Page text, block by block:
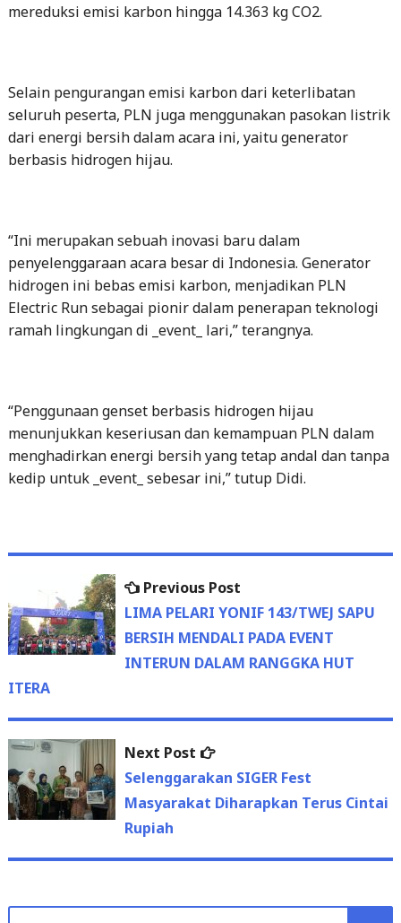
mereduksi emisi karbon hingga 14.363 kg CO2.
Selain pengurangan emisi karbon dari keterlibatan
seluruh peserta, PLN juga menggunakan pasokan listrik
dari energi bersih dalam acara ini, yaitu generator
berbasis hidrogen hijau.
“Ini merupakan sebuah inovasi baru dalam
penyelenggaraan acara besar di Indonesia. Generator
hidrogen ini bebas emisi karbon, menjadikan PLN
Electric Run sebagai pionir dalam penerapan teknologi
ramah lingkungan di _event_ lari,” terangnya.
“Penggunaan genset berbasis hidrogen hijau
menunjukkan keseriusan dan kemampuan PLN dalam
menghadirkan energi bersih yang tetap andal dan tanpa
kedip untuk _event_ sebesar ini,” tutup Didi.
Post
navigation
Previous Post
post:
LIMA PELARI YONIF 143/TWEJ SAPU
BERSIH MENDALI PADA EVENT
INTERUN DALAM RANGGKA HUT
ITERA
Next Post
Next
post:
Selenggarakan SIGER Fest
Masyarakat Diharapkan Terus Cintai
Rupiah